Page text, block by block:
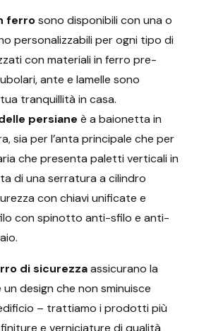
ferro sono disponibili con una o
personalizzabili per ogni tipo di
con materiali in ferro pre-
ante e lamelle sono
tranquillità in casa.
persiane è a baionetta in
sia per l’anta principale che per
che presenta paletti verticali in
di una serratura a cilindro
con chiavi unificate e
con spinotto anti-sfilo e anti-
di sicurezza assicurano la
design che non sminuisce
– trattiamo i prodotti più
e verniciature di qualità